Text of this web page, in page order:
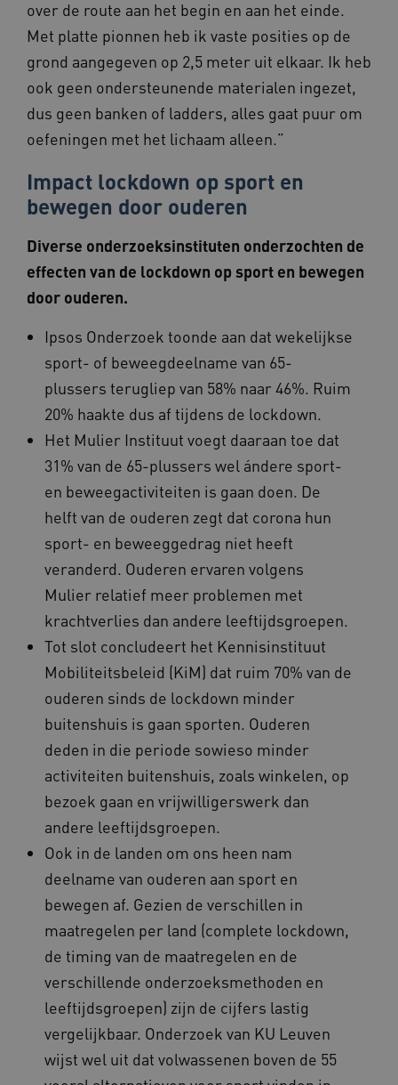
over de route aan het begin en aan het einde.
Met platte pionnen heb ik vaste posities op de
grond aangegeven op 2,5 meter uit elkaar. Ik heb
ook geen ondersteunende materialen ingezet,
dus geen banken of ladders, alles gaat puur om
oefeningen met het lichaam alleen.”
Impact lockdown op sport en
bewegen door ouderen
Diverse onderzoeksinstituten onderzochten de
effecten van de lockdown op sport en bewegen
door ouderen.
Ipsos Onderzoek toonde aan dat wekelijkse
sport- of beweegdeelname van 65-
plussers terugliep van 58% naar 46%. Ruim
20% haakte dus af tijdens de lockdown.
Het Mulier Instituut voegt daaraan toe dat
31% van de 65-plussers wel ándere sport-
en beweegactiviteiten is gaan doen. De
helft van de ouderen zegt dat corona hun
sport- en beweeggedrag niet heeft
veranderd. Ouderen ervaren volgens
Mulier relatief meer problemen met
krachtverlies dan andere leeftijdsgroepen.
Tot slot concludeert het Kennisinstituut
Mobiliteitsbeleid (KiM) dat ruim 70% van de
ouderen sinds de lockdown minder
buitenshuis is gaan sporten. Ouderen
deden in die periode sowieso minder
activiteiten buitenshuis, zoals winkelen, op
bezoek gaan en vrijwilligerswerk dan
andere leeftijdsgroepen.
Ook in de landen om ons heen nam
deelname van ouderen aan sport en
bewegen af. Gezien de verschillen in
maatregelen per land (complete lockdown,
de timing van de maatregelen en de
verschillende onderzoeksmethoden en
leeftijdsgroepen) zijn de cijfers lastig
vergelijkbaar. Onderzoek van KU Leuven
wijst wel uit dat volwassenen boven de 55
ARRAffinity
Microsoft
AWSALBCORS
f765.beteroud.nl
ASLBSA www.beteroud.nl
__Secure-YNID .youtube.com
__cf_bm
Cloudflare Inc.
.vimeo.com
TiPMix
ARRAffinitySameSite
Microsoft
.www.beteroud.nl